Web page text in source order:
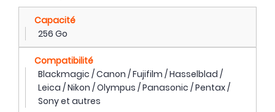
Capacité
256 Go
Compatibilité
Blackmagic / Canon / Fujifilm / Hasselblad /
Leica / Nikon / Olympus / Panasonic / Pentax /
Sony et autres